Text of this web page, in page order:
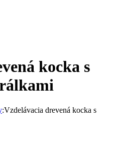
kocka s
:Vzdelávacia drevená kocka s